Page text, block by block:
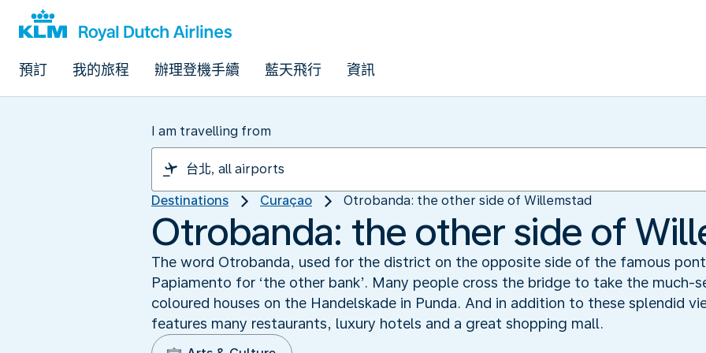
預訂 我的旅程 辦理登機手續 藍天飛行 資訊
I am travelling from
Destinations Curaçao Otrobanda: the other side of Willemstad
Otrobanda: the other side of
The word Otrobanda, used for the district on the opposite side of the famous
Papiamento for ‘the other bank’. Many people cross the bridge to take the
coloured houses on the Handelskade in Punda. And in addition to these splendid
features many restaurants, luxury hotels and a great shopping mall.